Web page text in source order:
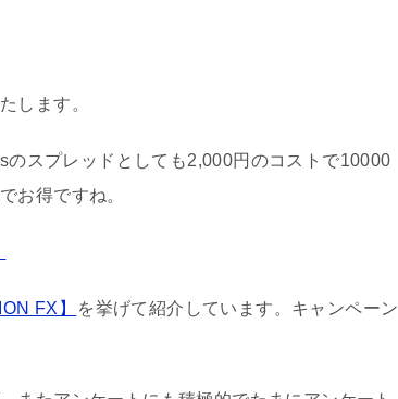
します。
スプレッドとしても2,000円のコストで10000
お得ですね。
FX】
を挙げて紹介しています。キャンペーン